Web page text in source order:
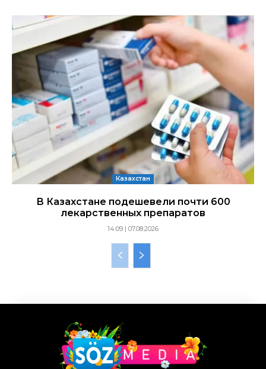
Казахстан
В Казахстане подешевели почти 600
лекарственных препаратов
14:09 | 07.08.2026